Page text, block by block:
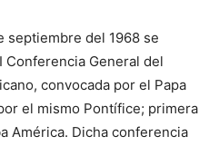
septiembre del 1968 se
General del
convocada por el Papa
el mismo Pontífice; pri­mera
Amé­rica. Dicha conferencia